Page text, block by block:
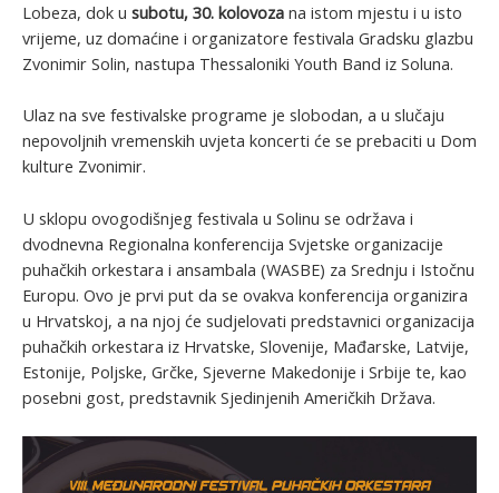
Lobeza, dok u subotu, 30. kolovoza na istom mjestu i u isto
vrijeme, uz domaćine i organizatore festivala Gradsku glazbu
Zvonimir Solin, nastupa Thessaloniki Youth Band iz Soluna.
Ulaz na sve festivalske programe je slobodan, a u slučaju
nepovoljnih vremenskih uvjeta koncerti će se prebaciti u Dom
kulture Zvonimir.
U sklopu ovogodišnjeg festivala u Solinu se održava i
dvodnevna Regionalna konferencija Svjetske organizacije
puhačkih orkestara i ansambala (WASBE) za Srednju i Istočnu
Europu. Ovo je prvi put da se ovakva konferencija organizira
u Hrvatskoj, a na njoj će sudjelovati predstavnici organizacija
puhačkih orkestara iz Hrvatske, Slovenije, Mađarske, Latvije,
Estonije, Poljske, Grčke, Sjeverne Makedonije i Srbije te, kao
posebni gost, predstavnik Sjedinjenih Američkih Država.